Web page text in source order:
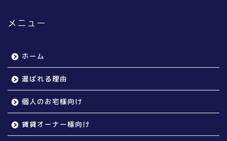
メニュー
ホーム
選ばれる理由
個人のお宅様向け
賃貸オーナー様向け